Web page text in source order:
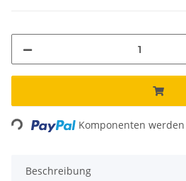
Loading... Komponenten
Beschreibung